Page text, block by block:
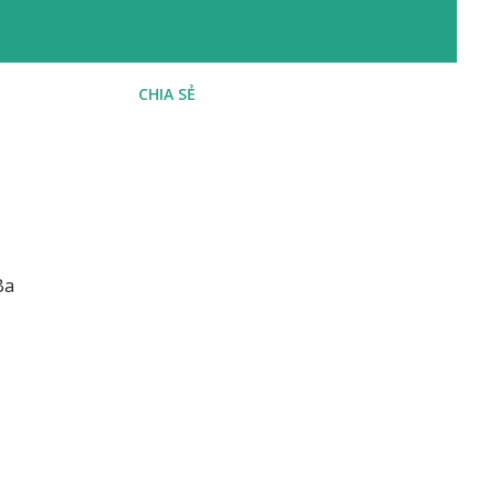
CHIA SẺ